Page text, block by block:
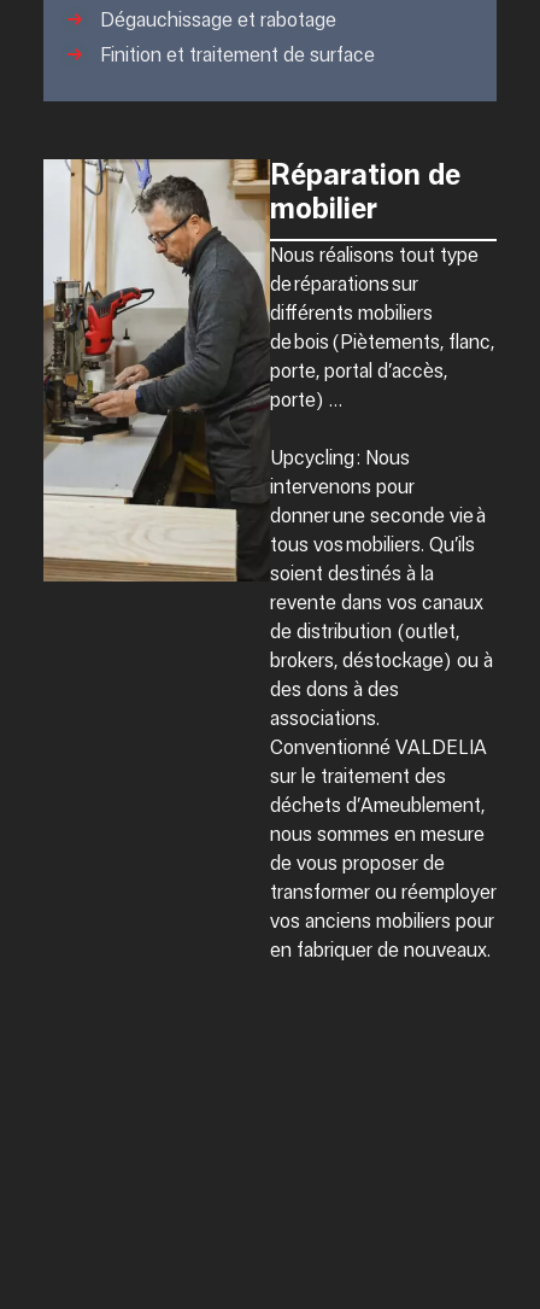
Dégauchissage et rabotage
Finition et traitement de surface
Réparation de
mobilier
Nous réalisons tout type
deréparations sur
différents mobiliers
de bois (Piètements, flanc,
porte, portal d’accès,
porte) …
Upcycling : Nous
intervenons pour
donnerune seconde vieà
tous vosmobiliers. Qu’ils
soient destinés à la
revente dans vos canaux
de distribution (outlet,
brokers, déstockage) ou à
des dons à des
associations.
Conventionné VALDELIA
sur le traitement des
déchets d’Ameublement,
nous sommes en mesure
de vous proposer de
transformer ou réemployer
vos anciens mobiliers pour
en fabriquer de nouveaux.